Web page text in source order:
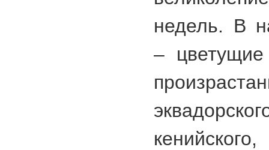
недель. В
– цветущие